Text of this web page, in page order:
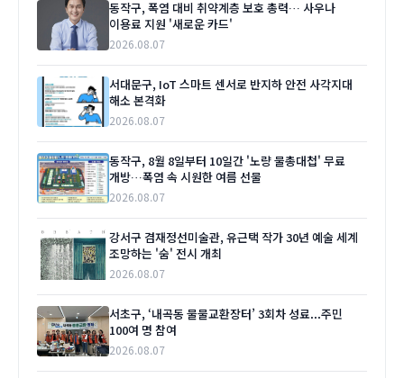
동작구, 폭염 대비 취약계층 보호 총력… 사우나
이용료 지원 '새로운 카드'
2026.08.07
서대문구, IoT 스마트 센서로 반지하 안전 사각지대
해소 본격화
2026.08.07
동작구, 8월 8일부터 10일간 '노량 물총대첩' 무료
개방…폭염 속 시원한 여름 선물
2026.08.07
강서구 겸재정선미술관, 유근택 작가 30년 예술 세계
조망하는 '숨' 전시 개최
2026.08.07
서초구, ‘내곡동 물물교환장터’ 3회차 성료...주민
100여 명 참여
2026.08.07